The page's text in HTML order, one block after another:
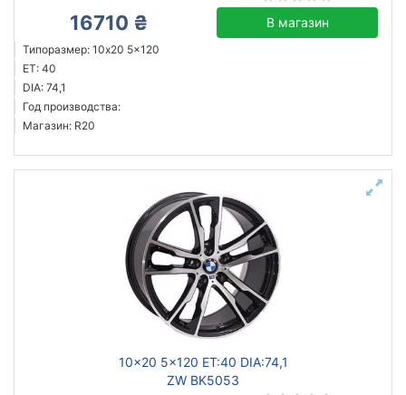
16710 ₴ В магазин
Типоразмер: 10x20 5x120
ET: 40
DIA: 74,1
Год производства:
Магазин: R20
10x20 5x120 ET:40 DIA:74,1
ZW BK5053
Сбросить Подобрать